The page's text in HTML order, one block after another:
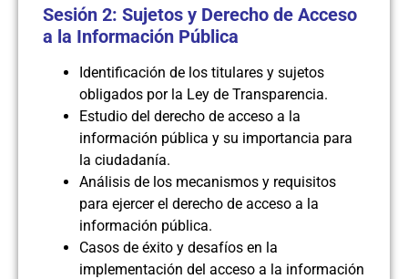
Sesión 2: Sujetos y Derecho de Acceso
a la Información Pública
Identificación de los titulares y sujetos
obligados por la Ley de Transparencia.
Estudio del derecho de acceso a la
información pública y su importancia para
la ciudadanía.
Análisis de los mecanismos y requisitos
para ejercer el derecho de acceso a la
información pública.
Casos de éxito y desafíos en la
implementación del acceso a la información